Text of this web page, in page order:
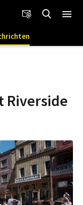
Riverside